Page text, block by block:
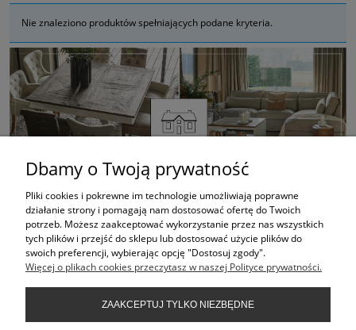
Nie znaleziono produktów spełniających podane kryteria.
ZAKUPY
POMOC
Dbamy o Twoją prywatność
Pliki cookies i pokrewne im technologie umożliwiają poprawne
działanie strony i pomagają nam dostosować ofertę do Twoich
potrzeb. Możesz zaakceptować wykorzystanie przez nas wszystkich
tych plików i przejść do sklepu lub dostosować użycie plików do
swoich preferencji, wybierając opcję "Dostosuj zgody".
Więcej o plikach cookies przeczytasz w naszej Polityce prywatności.
ZAAKCEPTUJ TYLKO NIEZBĘDNE